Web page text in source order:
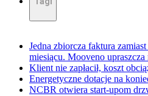
Jedna zbiorcza faktura
miesiącu. Mooveno
Klient nie zapłacił, koszt
Energetyczne dotacje na
NCBR otwiera start-upom